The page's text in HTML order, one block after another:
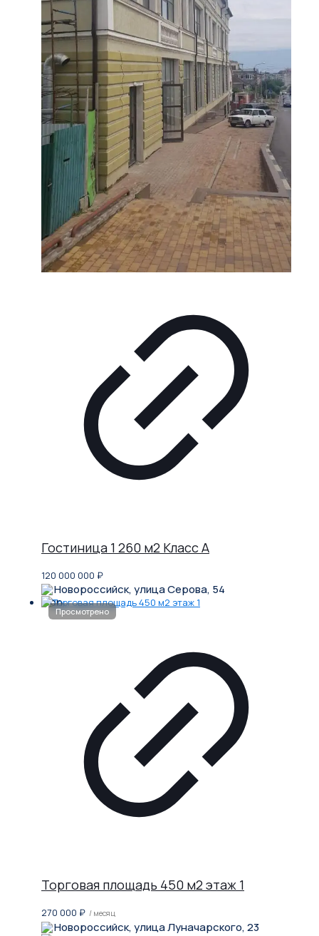
Гостиница 1 260 м2 Класс A
120 000 000 ₽
Новороссийск, улица Серова, 54
Торговая площадь 450 м2 этаж 1
270 000 ₽ / месяц
Новороссийск, улица Луначарского, 23